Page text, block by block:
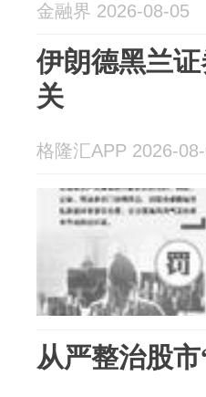
金融界 2026-08-05
伊朗德黑兰
关
格隆汇APP 2026-
从严整治股